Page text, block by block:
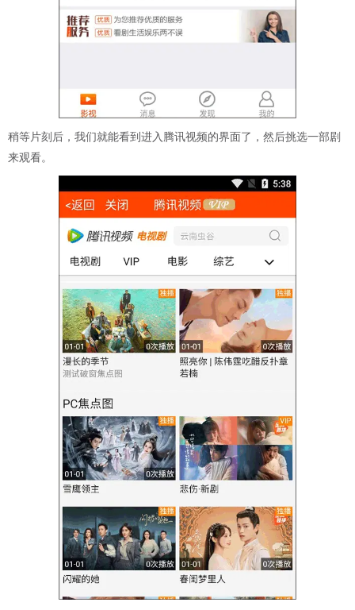
稍等片刻后，我们就能看到进入腾讯视频的界面了，然后挑选一部剧
来观看。